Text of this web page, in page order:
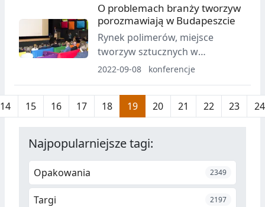
workshopów oraz kto wystąpi
podczas konferencji Hydrogen-
Composites-Future.
O problemach branży tworzyw
porozmawiają w Budapeszcie
Rynek polimerów, miejsce
tworzyw sztucznych w
strumieniu odpadów oraz
będą omawiane podczas
Regionalnej Konferencji
która będzie miała miejsce 13
września br. w budapeszteńskim
2022-09-08 konferencje
14 15 16 17 18 19 20 21 22 23 24
Najpopularniejsze tagi:
Opakowania 2349
Targi 2197